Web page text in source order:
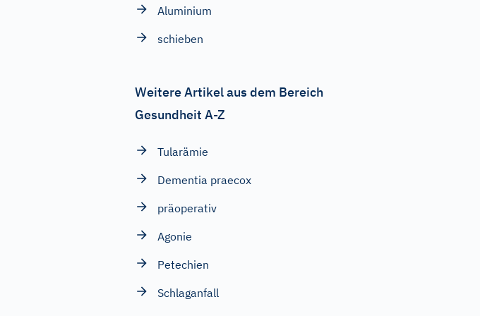
Aluminium
schieben
Weitere Artikel aus dem Bereich
Gesundheit A-Z
Tularämie
Dementia praecox
präoperativ
Agonie
Petechien
Schlaganfall